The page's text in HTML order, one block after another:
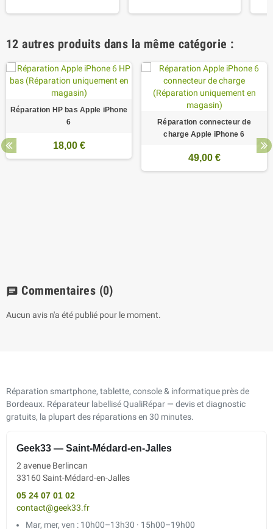
12 autres produits dans la même catégorie :
Réparation HP bas Apple iPhone
6
18,00 €
Réparation connecteur de
charge Apple iPhone 6
49,00 €
chat Commentaires (0)
Aucun avis n'a été publié pour le moment.
Réparation smartphone, tablette, console & informatique près de
Bordeaux. Réparateur labellisé QualiRépar — devis et diagnostic
gratuits, la plupart des réparations en 30 minutes.
Geek33 — Saint-Médard-en-Jalles
2 avenue Berlincan
33160 Saint-Médard-en-Jalles
05 24 07 01 02
contact@geek33.fr
Mar, mer, ven : 10h00–13h30 · 15h00–19h00